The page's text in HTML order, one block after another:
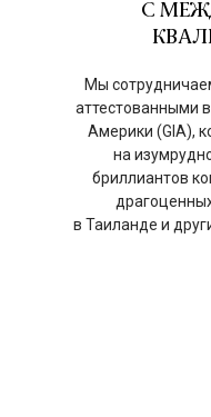
С
Мы
аттестованными
Америки (GIA),
на
бриллиантов
в Таиланде и